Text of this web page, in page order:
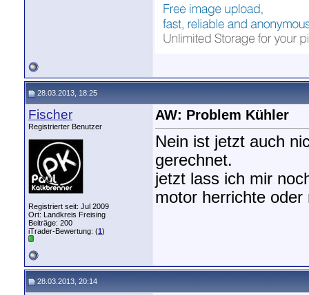
28.03.2013, 18:25
Fischer
Registrierter Benutzer
Registriert seit: Jul 2009
Ort: Landkreis Freising
Beiträge: 200
iTrader-Bewertung: (1)
AW: Problem Kühler
Nein ist jetzt auch
gerechnet.
jetzt lass ich mir
motor herrichte
28.03.2013, 20:14